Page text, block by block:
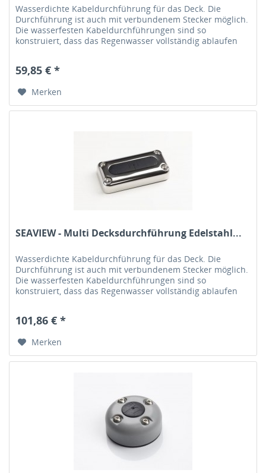
Wasserdichte Kabeldurchführung für das Deck. Die
Durchführung ist auch mit verbundenem Stecker möglich.
Die wasserfesten Kabeldurchführungen sind so
konstruiert, dass das Regenwasser vollständig ablaufen
59,85 € *
Merken
SEAVIEW - Multi Decksdurchführung Edelstahl...
Wasserdichte Kabeldurchführung für das Deck. Die
Durchführung ist auch mit verbundenem Stecker möglich.
Die wasserfesten Kabeldurchführungen sind so
konstruiert, dass das Regenwasser vollständig ablaufen
101,86 € *
Merken